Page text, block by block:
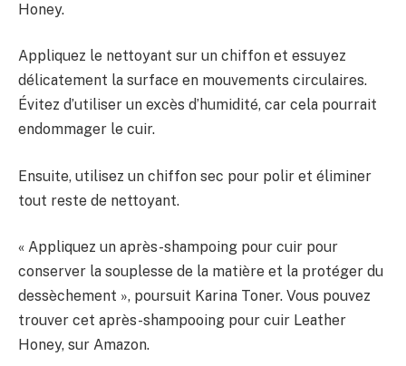
Honey.
Appliquez le nettoyant sur un chiffon et essuyez
délicatement la surface en mouvements circulaires.
Évitez d’utiliser un excès d’humidité, car cela pourrait
endommager le cuir.
Ensuite, utilisez un chiffon sec pour polir et éliminer
tout reste de nettoyant.
« Appliquez un après-shampoing pour cuir pour
conserver la souplesse de la matière et la protéger du
dessèchement », poursuit Karina Toner. Vous pouvez
trouver cet après-shampooing pour cuir Leather
Honey, sur Amazon.